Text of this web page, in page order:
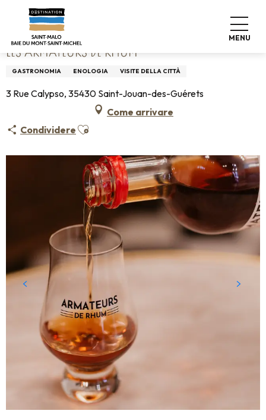
contenu
principal
MENU
Home Les Armateurs de Rhum
LES ARMATEURS DE RHUM
GASTRONOMIA ENOLOGIA VISITE DELLA CITTÀ
3 Rue Calypso, 35430 Saint-Jouan-des-Guérets
Come arrivare
Condividere Ajouter aux favoris